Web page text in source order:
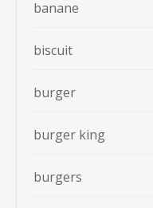
banane
biscuit
burger
burger king
burgers